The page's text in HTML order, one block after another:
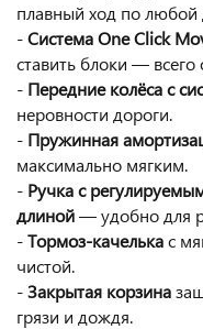
плавный ход по любой
-Система One Click
ставить блоки —
- Передние колёса с
неровности дороги.
- Пружинная
максимально мягким.
- Ручка с
длиной— удобно для
-Тормоз-качелькас
чистой.
-Закрытая корзина
грязи и дождя.